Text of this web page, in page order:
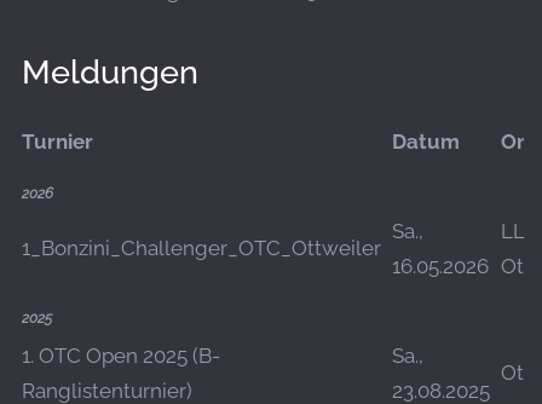
Meldungen
Turnier Datum Ort
2026
1_Bonzini_Challenger_OTC_Ottweiler
Sa.,
16.05.2026
LLZ
2025
1. OTC Open 2025 (B-
Ranglistenturnier)
Sa.,
23.08.2025